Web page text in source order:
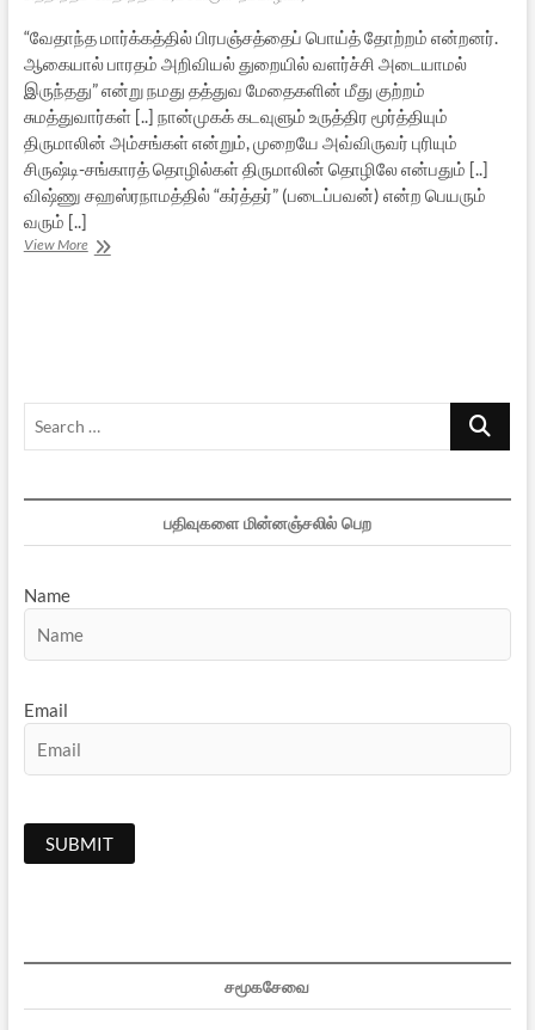
“வேதாந்த மார்க்கத்தில் பிரபஞ்சத்தைப் பொய்த் தோற்றம் என்றனர்.
ஆகையால் பாரதம் அறிவியல் துறையில் வளர்ச்சி அடையாமல்
இருந்தது” என்று நமது தத்துவ மேதைகளின் மீது குற்றம்
சுமத்துவார்கள் [..] நான்முகக் கடவுளும் உருத்திர மூர்த்தியும்
திருமாலின் அம்சங்கள் என்றும், முறையே அவ்விருவர் புரியும்
சிருஷ்டி-சங்காரத் தொழில்கள் திருமாலின் தொழிலே என்பதும் [..]
விஷ்ணு சஹஸ்ரநாமத்தில் “கர்த்தர்” (படைப்பவன்) என்ற பெயரும்
வரும் [..]
View Moreபழந்தமிழர்
Search
பதிவுகளை மின்னஞ்சலில் பெற
Name
Email
சமூகசேவை